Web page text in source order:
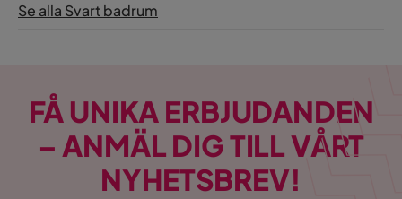
Se alla Svart badrum
FÅ UNIKA ERBJUDANDEN
– ANMÄL DIG TILL VÅRT
NYHETSBREV!